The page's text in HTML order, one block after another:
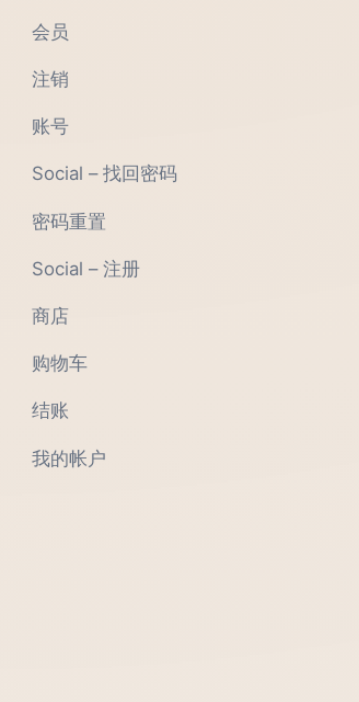
会员
注销
账号
Social – 找回密码
密码重置
Social – 注册
商店
购物车
结账
我的帐户